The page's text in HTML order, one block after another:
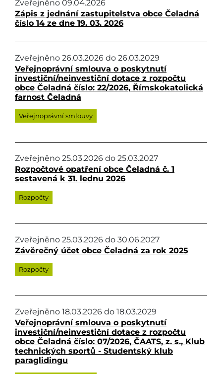
Zveřejněno 09.04.2026
Zápis z jednání zastupitelstva obce Čeladná
číslo 14 ze dne 19. 03. 2026
Zveřejněno 26.03.2026 do 26.03.2029
Veřejnoprávní smlouva o poskytnutí
investiční/neinvestiční dotace z rozpočtu
obce Čeladná číslo: 22/2026, Římskokatolická
farnost Čeladná
Veřejnoprávní smlouvy
Zveřejněno 25.03.2026 do 25.03.2027
Rozpočtové opatření obce Čeladná č. 1
sestavená k 31. lednu 2026
Rozpočty
Zveřejněno 25.03.2026 do 30.06.2027
Závěrečný účet obce Čeladná za rok 2025
Rozpočty
Zveřejněno 18.03.2026 do 18.03.2029
Veřejnoprávní smlouva o poskytnutí
investiční/neinvestiční dotace z rozpočtu
obce Čeladná číslo: 07/2026, ČAATS, z. s., Klub
technických sportů - Studentský klub
paraglidingu